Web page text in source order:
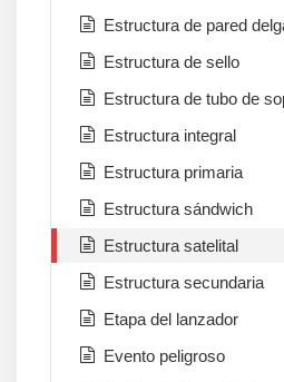
Estructura de pared
Estructura de sello
Estructura de tubo de
Estructura integral
Estructura primaria
Estructura sándwich
Estructura satelital
Estructura secundaria
Etapa del lanzador
Evento peligroso